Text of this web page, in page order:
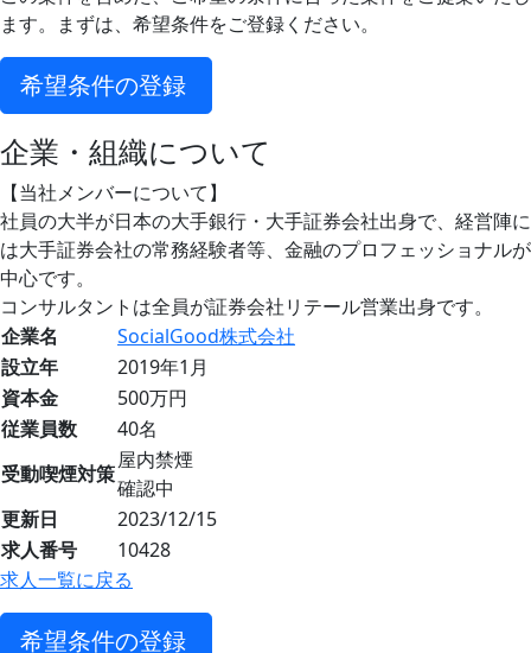
ます。まずは、希望条件をご登録ください。
希望条件の登録
企業・組織について
【当社メンバーについて】
社員の大半が日本の大手銀行・大手証券会社出身で、経営陣に
は大手証券会社の常務経験者等、金融のプロフェッショナルが
中心です。
コンサルタントは全員が証券会社リテール営業出身です。
企業名
SocialGood株式会社
設立年
2019年1月
資本金
500万円
従業員数
40名
受動喫煙対策
屋内禁煙
確認中
更新日
2023/12/15
求人番号
10428
求人一覧に戻る
希望条件の登録